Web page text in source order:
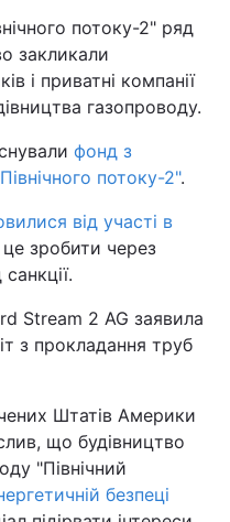
потоку-2" ряд
закликали
і приватні компанії
газопроводу.
фонд з
потоку-2".
від участі в
зробити через
Stream 2 AG заявила
з прокладання труб
Штатів Америки
що будівництво
"Північний
безпеці